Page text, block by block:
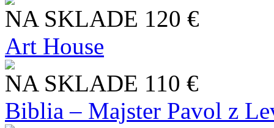
NA SKLADE 120 €
Art House
NA SKLADE 110 €
Biblia – Majster Pavol z